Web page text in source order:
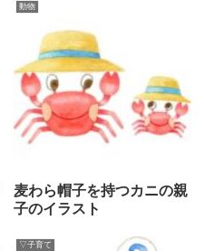
動物
麦わら帽子を持つカニの親
子のイラスト
▽子育て